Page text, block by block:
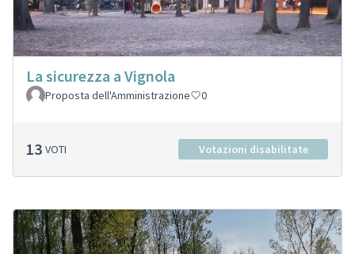
La sicurezza a Vignola
Proposta dell'Amministrazione 0
13 VOTI Votazioni disabilitate